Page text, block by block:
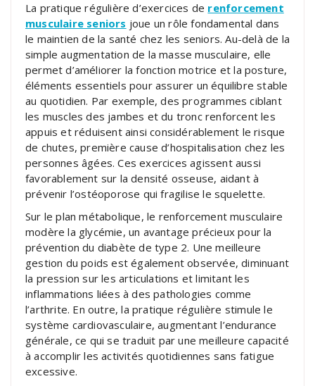
La pratique régulière d’exercices de renforcement
musculaire seniors joue un rôle fondamental dans
le maintien de la santé chez les seniors. Au-delà de la
simple augmentation de la masse musculaire, elle
permet d’améliorer la fonction motrice et la posture,
éléments essentiels pour assurer un équilibre stable
au quotidien. Par exemple, des programmes ciblant
les muscles des jambes et du tronc renforcent les
appuis et réduisent ainsi considérablement le risque
de chutes, première cause d’hospitalisation chez les
personnes âgées. Ces exercices agissent aussi
favorablement sur la densité osseuse, aidant à
prévenir l’ostéoporose qui fragilise le squelette.
Sur le plan métabolique, le renforcement musculaire
modère la glycémie, un avantage précieux pour la
prévention du diabète de type 2. Une meilleure
gestion du poids est également observée, diminuant
la pression sur les articulations et limitant les
inflammations liées à des pathologies comme
l’arthrite. En outre, la pratique régulière stimule le
système cardiovasculaire, augmentant l’endurance
générale, ce qui se traduit par une meilleure capacité
à accomplir les activités quotidiennes sans fatigue
excessive.